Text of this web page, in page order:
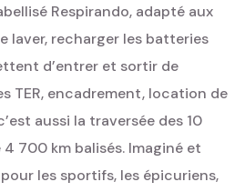
Respirando, adapté aux
recharger les batteries
d’entrer et sortir de
TER, encadrement, location de
aussi la traversée des 10
700 km balisés. Imaginé et
les sportifs, les épicuriens,